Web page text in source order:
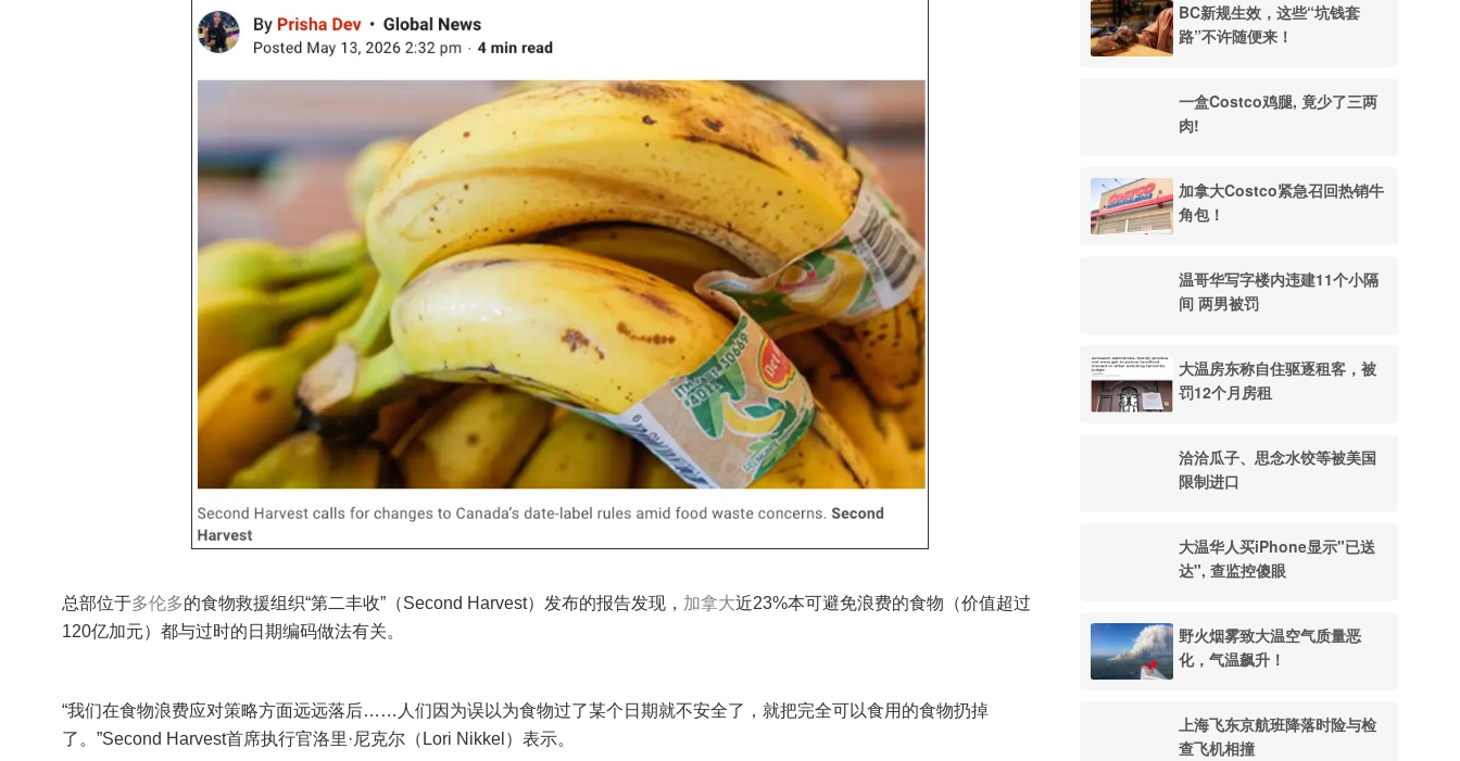
总部位于多伦多的食物救援组织“第二丰收”（Second Harvest）发布的报告发现， 加拿大近23%本可避免浪费的食物（价值超过
120亿加元）都与过时的日期编码做法有关。
“我们在食物浪费应对策略方面远远落后……人们因为误以为食物过了某个日期就不安全了，就把完全可以食用的食物扔掉
了。”Second Harvest首席执行官洛里·尼克尔（Lori Nikkel）表示。
BC新规生效，这些“坑钱套
路”不许随便来！
一盒Costco鸡腿, 竟少了三两
肉!
加拿大Costco紧急召回热销牛
角包！
温哥华写字楼内违建11个小隔
间 两男被罚
大温房东称自住驱逐租客，被
罚12个月房租
洽洽瓜子、思念水饺等被美国
限制进口
大温华人买iPhone显示"已送
达", 查监控傻眼
野火烟雾致大温空气质量恶
化，气温飙升！
上海飞东京航班降落时险与检
查飞机相撞